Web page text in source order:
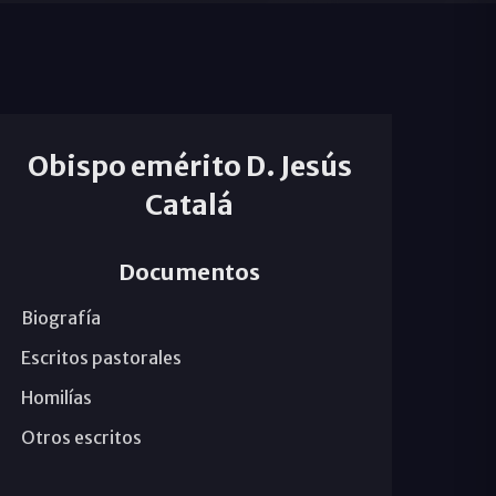
Obispo emérito D. Jesús
Catalá
Documentos
Biografía
Escritos pastorales
Homilías
Otros escritos